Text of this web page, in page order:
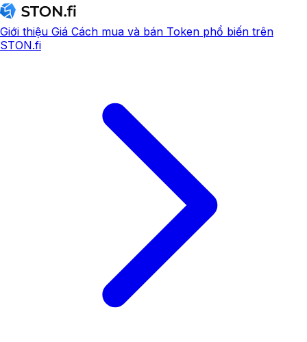
Giới thiệu Giá Cách mua và bán Token phổ biến trên
STON.fi